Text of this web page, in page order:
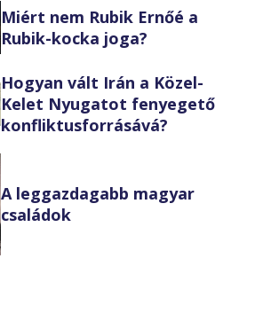
Miért nem Rubik Ernőé a
Rubik-kocka joga?
Hogyan vált Irán a Közel-
Kelet Nyugatot fenyegető
konfliktusforrásává?
A leggazdagabb magyar
családok